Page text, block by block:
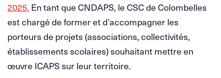
2025. En tant que CNDAPS, le CSC de Colombelles
est chargé de former et d’accompagner les
porteurs de projets (associations, collectivités,
établissements scolaires) souhaitant mettre en
œuvre ICAPS sur leur territoire.